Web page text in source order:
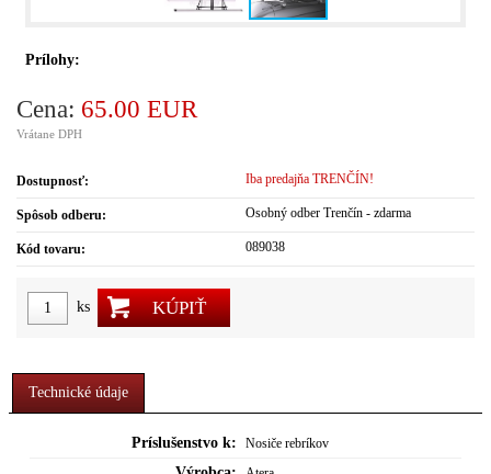
Prílohy:
Cena: 65.00 EUR
Vrátane DPH
Dostupnosť: Iba predajňa TRENČÍN!
Spôsob odberu: Osobný odber Trenčín - zdarma
Kód tovaru: 089038
ks KÚPIŤ
Technické údaje
Príslušenstvo k: Nosiče rebríkov